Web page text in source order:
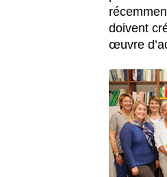
doivent
œuvre